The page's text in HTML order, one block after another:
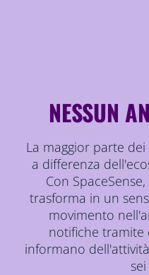
NESSUN
La maggior parte
a differenza
Con
trasforma in un
movimento
notifiche tramite
informano